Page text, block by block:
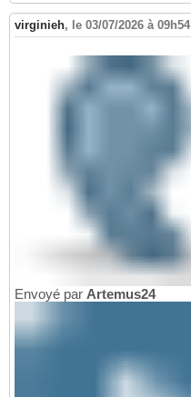
virginieh, le 03/07/2026 à 09h54
Envoyé par Artemus24